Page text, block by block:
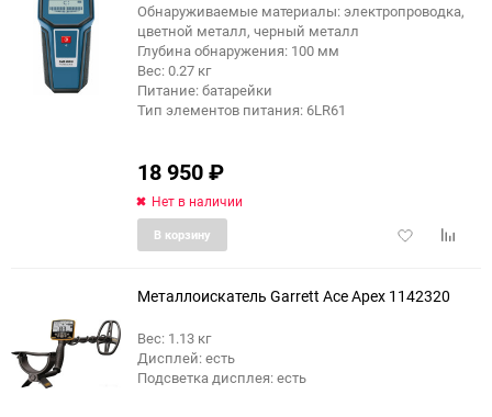
Обнаруживаемые материалы: электропроводка,
цветной металл, черный металл
Глубина обнаружения: 100 мм
Вес: 0.27 кг
Питание: батарейки
Тип элементов питания: 6LR61
18 950₽
Нет в наличии
Добавить
В корзину
еще 1 фото
Металлоискатель Garrett Ace Apex 1142320
Вес: 1.13 кг
Дисплей: есть
Подсветка дисплея: есть